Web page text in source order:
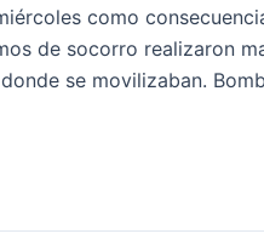
como
de socorro realizaron
se movilizaban.